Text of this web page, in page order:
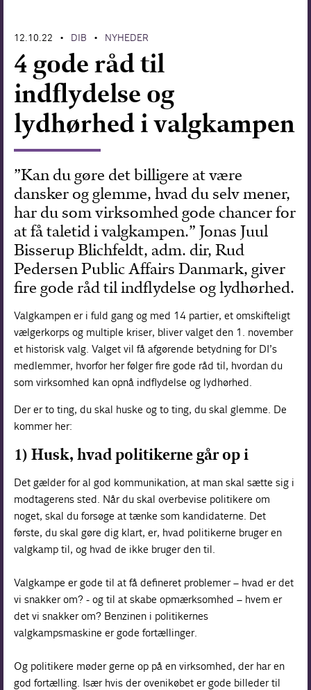
12.10.22 • DIB • NYHEDER
4 gode råd til
indflydelse og
lydhørhed i valgkampen
”Kan du gøre det billigere at være
dansker og glemme, hvad du selv mener,
har du som virksomhed gode chancer for
at få taletid i valgkampen.” Jonas Juul
Bisserup Blichfeldt, adm. dir, Rud
Pedersen Public Affairs Danmark, giver
fire gode råd til indflydelse og lydhørhed.
Valgkampen er i fuld gang og med 14 partier, et omskifteligt
vælgerkorps og multiple kriser, bliver valget den 1. november
et historisk valg. Valget vil få afgørende betydning for DI’s
medlemmer, hvorfor her følger fire gode råd til, hvordan du
som virksomhed kan opnå indflydelse og lydhørhed.
Der er to ting, du skal huske og to ting, du skal glemme. De
kommer her:
1) Husk, hvad politikerne går op i
Det gælder for al god kommunikation, at man skal sætte sig i
modtagerens sted. Når du skal overbevise politikere om
noget, skal du forsøge at tænke som kandidaterne. Det
første, du skal gøre dig klart, er, hvad politikerne bruger en
valgkamp til, og hvad de ikke bruger den til.
Valgkampe er gode til at få defineret problemer – hvad er det
vi snakker om? - og til at skabe opmærksomhed – hvem er
det vi snakker om? Benzinen i politikernes
valgkampsmaskine er gode fortællinger.
Og politikere møder gerne op på en virksomhed, der har en
god fortælling. Især hvis der ovenikøbet er gode billeder til